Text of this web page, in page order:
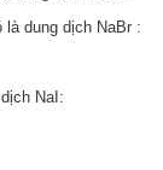
là dung dịch NaBr :
NaI: